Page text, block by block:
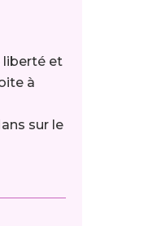
liberté et
à
sur le